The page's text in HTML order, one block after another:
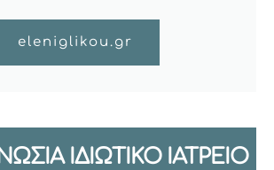
eleniglikou.gr
ΙΔΙΩΤΙΚΟ ΙΑΤΡΕΙΟ